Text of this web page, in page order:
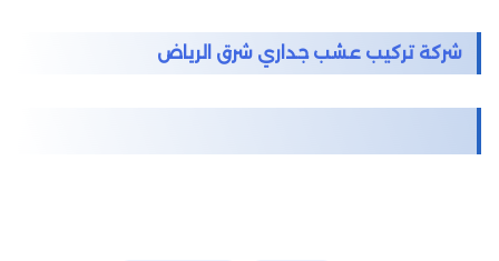
شركة تركيب عشب جداري شرق الرياض